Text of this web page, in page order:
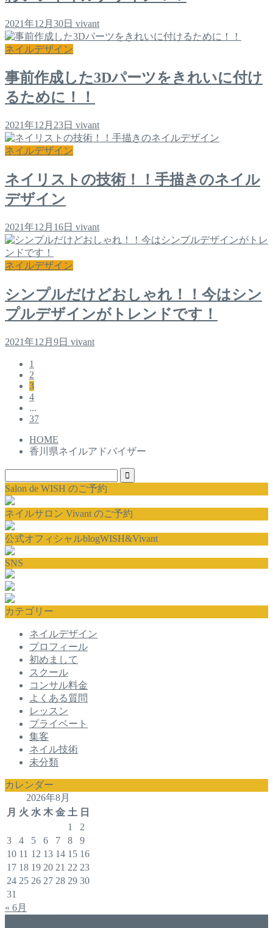
2021年12月30日 vivant
ネイルデザイン
事前作成した3Dパーツをきれいに付け
るために！！
2021年12月23日 vivant
ネイルデザイン
ネイリストの技術！！手描きのネイル
デザイン
2021年12月16日 vivant
ネイルデザイン
シンプルだけどおしゃれ！！今はシン
プルデザインがトレンドです！
2021年12月9日 vivant
1
2
3
4
...
37
HOME
香川県ネイルアドバイザー
Salon de WISH のご予約
ネイルサロン Vivant のご予約
公式オフィシャルblogWISH&Vivant
SNS
カテゴリー
ネイルデザイン
プロフィール
初めまして
スクール
コンサル料金
よくある質問
レッスン
プライベート
集客
ネイル技術
未分類
カレンダー
2026年8月
月 火 水 木 金 土 日
1
2
3
4 5 6 7 8
9
10 11 12 13 14 15 16
17 18 19 20 21 22 23
24 25 26 27 28 29 30
31
« 6月